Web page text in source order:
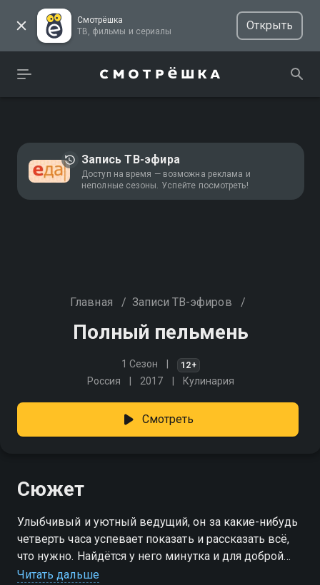
Смотрёшка
ТВ, фильмы и сериалы
Открыть
Запись ТВ-эфира
Доступ на время — возможна реклама и
неполные сезоны. Успейте посмотреть!
Главная / Записи ТВ-эфиров /
Полный пельмень
1 Сезон 12+
Россия 2017 Кулинария
Смотреть
Сюжет
Улыбчивый и уютный ведущий, он за какие-нибудь
четверть часа успевает показать и рассказать всё,
что нужно. Найдётся у него минутка и для доброй
шутки. Посмотришь - и сразу хочется сделать свой
Читать дальше